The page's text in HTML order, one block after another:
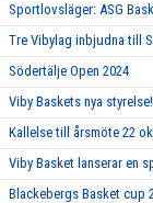
Sportlovsläger: ASG
Tre Vibylag inbjudna till
Södertälje Open 2024
Viby Baskets nya styrelse!
Kallelse till årsmöte 22
Viby Basket lanserar en
Blackebergs Basket cup